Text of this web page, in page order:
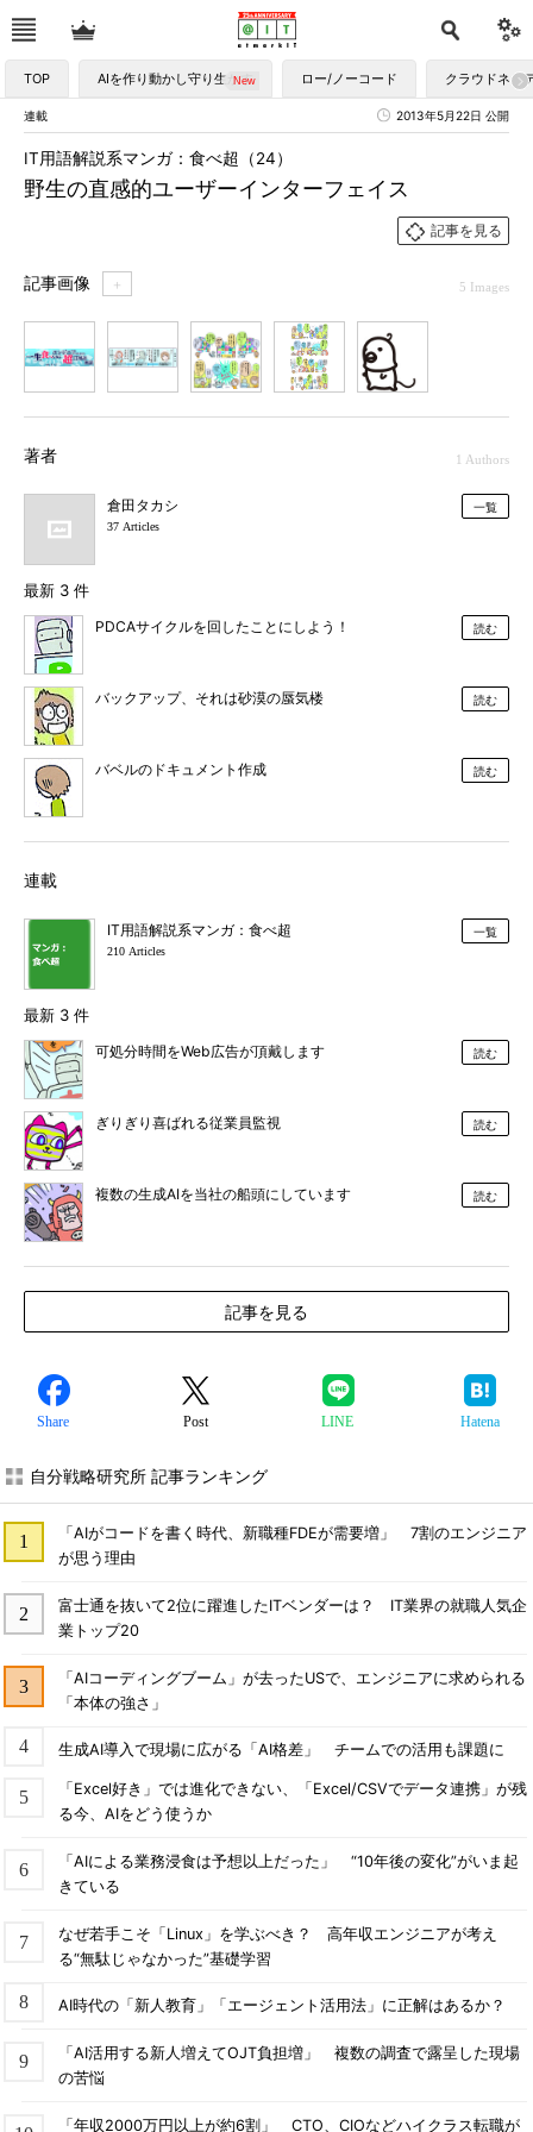
TOP AIを作り動かし守り生かす ロー/ノーコード クラウドネイ
連載 2013年5月22日 公開
野生の直感的ユーザーインターフェイス
IT用語解説系マンガ：食べ超（24）
記事を見る
記事画像 ＋ 5 Images
著者 1 Authors
倉田タカシ
37 Articles
一覧
最新 3 件
PDCAサイクルを回したことにしよう！ 読む
バックアップ、それは砂漠の蜃気楼 読む
バベルのドキュメント作成 読む
連載
IT用語解説系マンガ：食べ超
210 Articles
一覧
最新 3 件
可処分時間をWeb広告が頂戴します 読む
ぎりぎり喜ばれる従業員監視 読む
複数の生成AIを当社の船頭にしています 読む
記事を見る
Share Post LINE Hatena
自分戦略研究所 記事ランキング
「AIがコードを書く時代、新職種FDEが需要増」 7割のエンジニア
が思う理由
富士通を抜いて2位に躍進したITベンダーは？ IT業界の就職人気企
業トップ20
「AIコーディングブーム」が去ったUSで、エンジニアに求められる
「本体の強さ」
生成AI導入で現場に広がる「AI格差」 チームでの活用も課題に
「Excel好き」では進化できない、「Excel/CSVでデータ連携」が残
る今、AIをどう使うか
「AIによる業務浸食は予想以上だった」 “10年後の変化”がいま起
きている
なぜ若手こそ「Linux」を学ぶべき？ 高年収エンジニアが考え
る“無駄じゃなかった”基礎学習
AI時代の「新人教育」「エージェント活用法」に正解はあるか？
「AI活用する新人増えてOJT負担増」 複数の調査で露呈した現場
の苦悩
「年収2000万円以上が約6割」 CTO、CIOなどハイクラス転職が